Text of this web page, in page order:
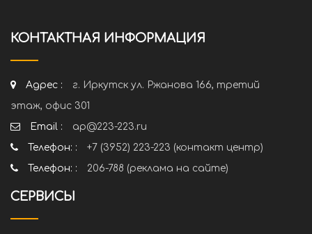
КОНТАКТНАЯ ИНФОРМАЦИЯ
Адрес :
г. Иркутск ул. Ржанова 166, третий
этаж, офис 301
Email :
ap@223-223.ru
Телефон: :
+7 (3952) 223-223 (контакт центр)
Телефон: :
206-788 (реклама на сайте)
СЕРВИСЫ